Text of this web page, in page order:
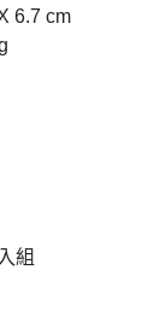
6.7 cm
組